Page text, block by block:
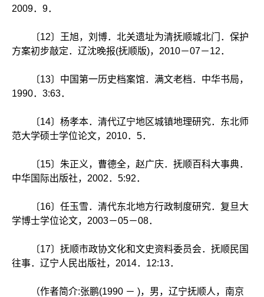
2009．9．
〔12〕王旭，刘博．北关遗址为清抚顺城北门．保护
方案初步敲定．辽沈晚报(抚顺版)，2010－07－12．
〔13〕中国第一历史档案馆．满文老档．中华书局，
1990．3:63．
〔14〕杨孝本．清代辽宁地区城镇地理研究．东北师
范大学硕士学位论文，2010．5．
〔15〕朱正义，曹德全，赵广庆．抚顺百科大事典．
中华国际出版社，2002．5:92．
〔16〕任玉雪．清代东北地方行政制度研究．复旦大
学博士学位论文，2003－05－08．
〔17〕抚顺市政协文化和文史资料委员会．抚顺民国
往事．辽宁人民出版社，2014．12:13．
（作者简介:张鹏(1990 － )，男，辽宁抚顺人，南京